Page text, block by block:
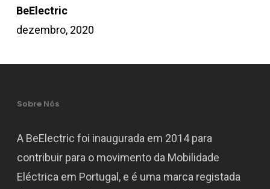
BeElectric
dezembro, 2020
Sobre Nós
A BeElectric foi inaugurada em 2014 para
contribuir para o movimento da Mobilidade
Eléctrica em Portugal, e é uma marca registada